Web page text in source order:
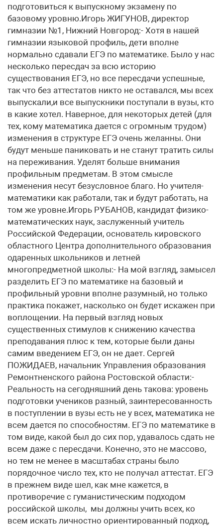
подготовиться к выпускному экзамену по
базовому уровню.Игорь ЖИГУНОВ, директор
гимназии №1, Нижний Новгород:- Хотя в нашей
гимназии языковой профиль, дети вполне
нормально сдавали ЕГЭ по математике. Было у нас
несколько пересдач за всю историю
существования ЕГЭ, но все пересдачи успешные,
так что без аттестатов никто не оставался, мы всех
выпускали,и все выпускники поступали в вузы, кто
в какие хотел. Наверное, для некоторых детей (для
тех, кому математика дается с огромным трудом)
изменения в структуре ЕГЭ очень желанны. Они
будут меньше паниковать и не станут тратить силы
на переживания. Уделят больше внимания
профильным предметам. В этом смысле
изменения несут безусловное благо. Но учителя-
математики как работали, так и будут работать, на
том же уровне.Игорь РУБАНОВ, кандидат физико-
математических наук, заслуженный учитель
Российской Федерации, основатель кировского
областного Центра дополнительного образования
одаренных школьников и летней
многопредметной школы:- На мой взгляд, замысел
разделить ЕГЭ по математике на базовый и
профильный уровни вполне разумный, но только
практика покажет, насколько он будет искажен при
воплощении. На первый взгляд новых
существенных стимулов к снижению качества
преподавания плюс к тем, которые были даны
самим введением ЕГЭ, он не дает. Сергей
ПОЖИДАЕВ, начальник Управления образования
Ремонтненского района Ростовской области:-
Реальность на сегодняшний день такова: уровень
подготовки учеников разный, заинтересованность
в поступлении в вузы есть не у всех, математика не
всем дается по способностям. ЕГЭ по математике в
том виде, какой был до сих пор, удавалось сдать не
всем даже с пересдачи. Конечно, это не массово,
но тем не менее в масштабах страны было
порядочное число тех, кто не получал аттестат. ЕГЭ
в прежнем виде шел, как мне кажется, в
противоречие с гуманистическим подходом
российской школы, мы должны учить всех, ко
всем искать личностно ориентированный подход,